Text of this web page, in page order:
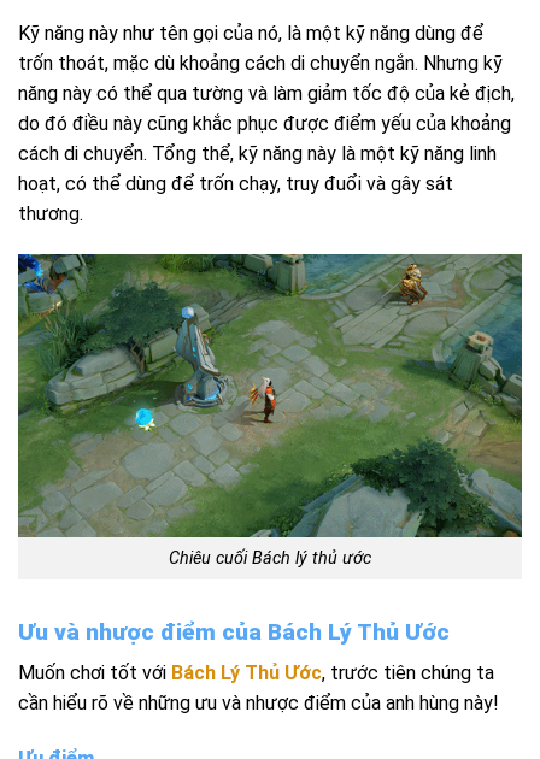
Kỹ năng này như tên gọi của nó, là một kỹ năng dùng để
trốn thoát, mặc dù khoảng cách di chuyển ngắn. Nhưng kỹ
năng này có thể qua tường và làm giảm tốc độ của kẻ địch,
do đó điều này cũng khắc phục được điểm yếu của khoảng
cách di chuyển. Tổng thể, kỹ năng này là một kỹ năng linh
hoạt, có thể dùng để trốn chạy, truy đuổi và gây sát
thương.
Chiêu cuốiBách lý thủ ước
Ưu và nhược điểm của Bách Lý Thủ Ước
Muốn chơi tốt với Bách Lý Thủ Ước, trước tiên chúng ta
cần hiểu rõ về những ưu và nhược điểm của anh hùng này!